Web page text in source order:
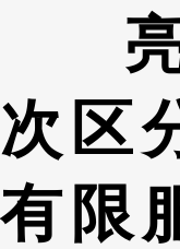
次区
有限